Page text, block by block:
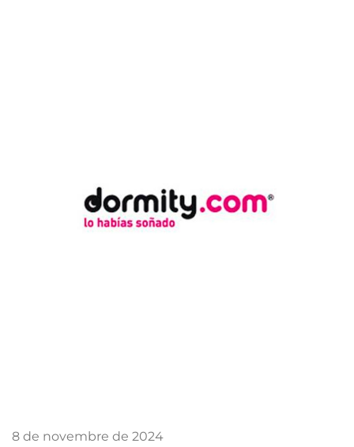
8 de novembre de 2024